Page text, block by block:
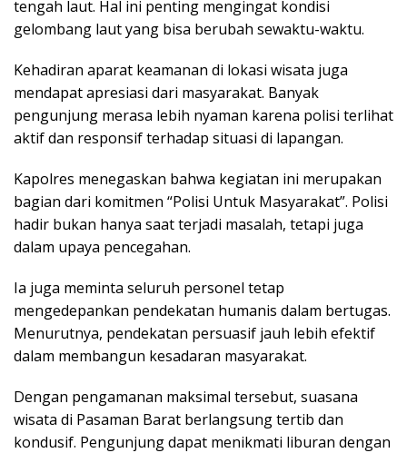
tengah laut. Hal ini penting mengingat kondisi
gelombang laut yang bisa berubah sewaktu-waktu.
Kehadiran aparat keamanan di lokasi wisata juga
mendapat apresiasi dari masyarakat. Banyak
pengunjung merasa lebih nyaman karena polisi terlihat
aktif dan responsif terhadap situasi di lapangan.
Kapolres menegaskan bahwa kegiatan ini merupakan
bagian dari komitmen “Polisi Untuk Masyarakat”. Polisi
hadir bukan hanya saat terjadi masalah, tetapi juga
dalam upaya pencegahan.
Ia juga meminta seluruh personel tetap
mengedepankan pendekatan humanis dalam bertugas.
Menurutnya, pendekatan persuasif jauh lebih efektif
dalam membangun kesadaran masyarakat.
Dengan pengamanan maksimal tersebut, suasana
wisata di Pasaman Barat berlangsung tertib dan
kondusif. Pengunjung dapat menikmati liburan dengan